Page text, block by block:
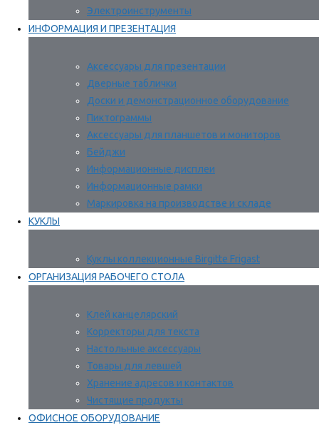
Электроинструменты
ИНФОРМАЦИЯ И ПРЕЗЕНТАЦИЯ
Аксессуары для презентации
Дверные таблички
Доски и демонстрационное оборудование
Пиктограммы
Аксессуары для планшетов и мониторов
Бейджи
Информационные дисплеи
Информационные рамки
Маркировка на производстве и складе
КУКЛЫ
Куклы коллекционные Birgitte Frigast
ОРГАНИЗАЦИЯ РАБОЧЕГО СТОЛА
Клей канцелярский
Корректоры для текста
Настольные аксессуары
Товары для левшей
Хранение адресов и контактов
Чистящие продукты
ОФИСНОЕ ОБОРУДОВАНИЕ